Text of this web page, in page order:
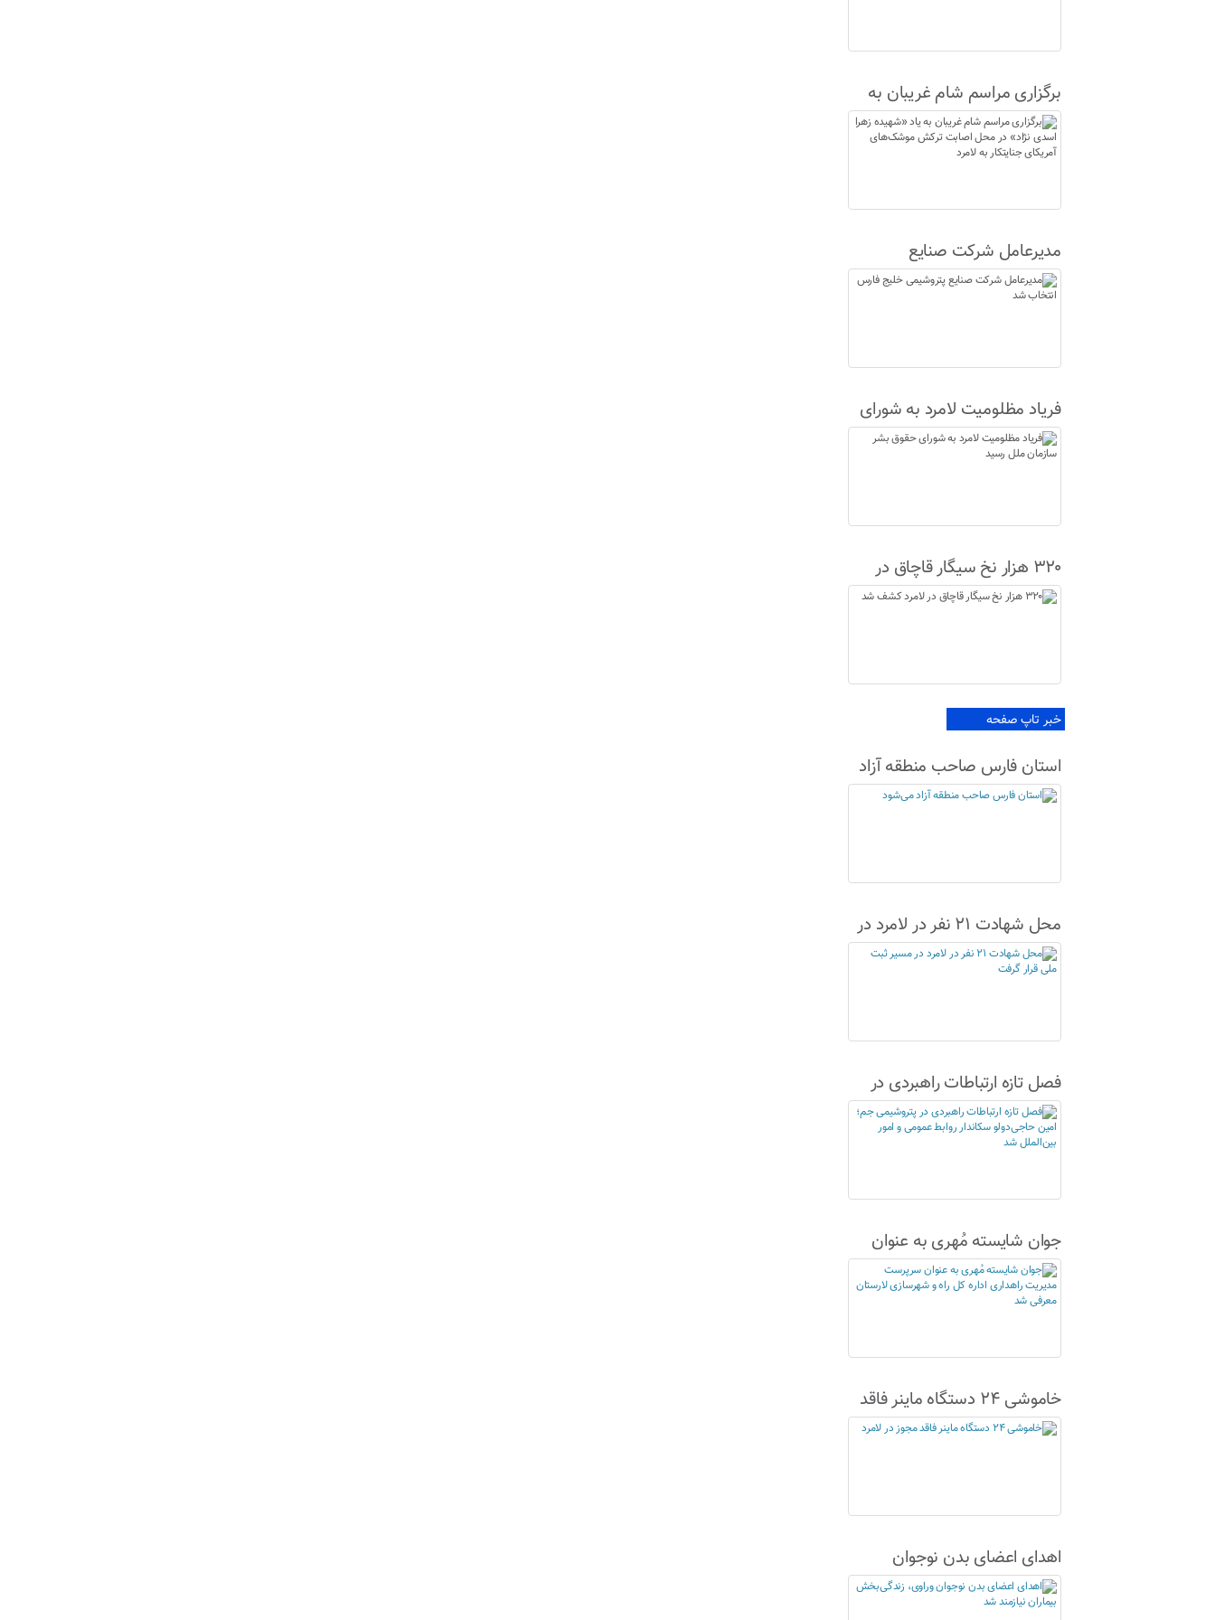
برگزاری مراسم شام غریبان به
یاد «شهیده زهرا اسدی نژاد» در
محل اصابت ترکش موشک‌های
مدیرعامل شرکت صنایع
پتروشیمی خلیج فارس انتخاب
شد
فریاد مظلومیت لامرد به شورای
حقوق بشر سازمان ملل رسید
۳۲۰ هزار نخ سیگار قاچاق در
لامرد کشف شد
خبر تاپ صفحه
استان فارس صاحب منطقه آزاد
می‌شود
محل شهادت ۲۱ نفر در لامرد در
مسیر ثبت ملی قرار گرفت
فصل تازه ارتباطات راهبردی در
پتروشیمی جم؛ امین حاجی‌دولو
سکاندار روابط عمومی و امور
جوان شایسته مُهری به عنوان
سرپرست مدیریت راهداری اداره
کل راه و شهرسازی لارستان
خاموشی ۲۴ دستگاه ماینر فاقد
مجوز در لامرد
اهدای اعضای بدن نوجوان
وراوی، زندگی‌بخش بیماران
نیازمند شد